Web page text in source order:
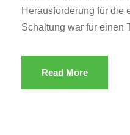
Herausforderung für die
Schaltung war für einen
Read More